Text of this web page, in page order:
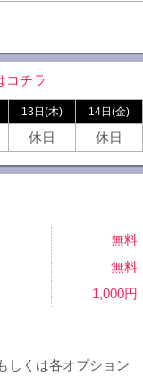
コチラ
13日(木) 14日(金)
休日 休日
無料
無料
1,000円
しくは各オプション